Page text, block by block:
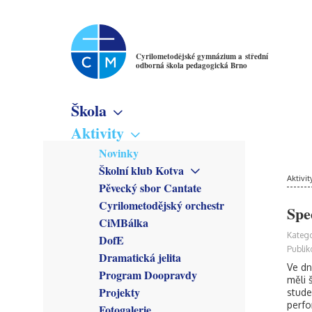
Cyrilometodějské gymnázium a střední
odborná škola pedagogická Brno
Škola
Virtuální prohlídka
Školné
Denní studium
Večerní studium
Poslání školy
Studijní obory
Gymnázium
Pedagogické lyceum
pedagogika
Předmětové sekce
Český jazyk
Anglický jazyk
Německý jazyk
Francouzský jazyk
Latina
Zřizovatel
Školská rada
Rada školy
CM Parlament
Společenství přátel školy
Aktivity
Novinky
Školní klub Kotva
Obecné informace
Členové
Kroužky
Co se stalo
Pěvecký sbor Cantate
Cyrilometodějský orchestr
CiMBálka
DofE
Dramatická jelita
Program Doopravdy
Projekty
Ve
měli